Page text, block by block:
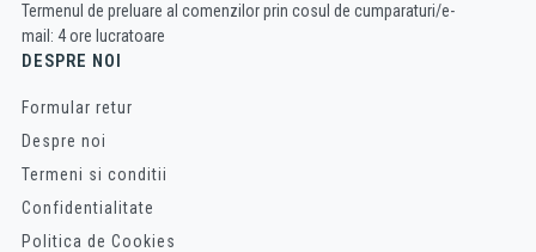
Termenul de preluare al comenzilor prin cosul de cumparaturi/e-
mail: 4 ore lucratoare
DESPRE NOI
Formular retur
Despre noi
Termeni si conditii
Confidentialitate
Politica de Cookies